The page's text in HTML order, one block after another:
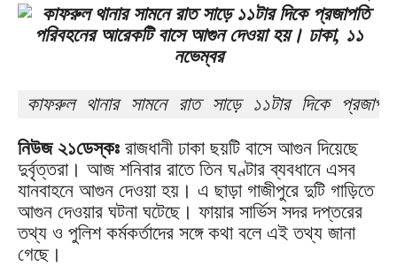
কাফরুল থানার সামনে রাত সাড়ে ১১টার দিকে
নিউজ ২১ডেস্কঃ রাজধানী ঢাকা ছয়টি বাসে আগুন দিয়েছে
দুর্বৃত্তরা। আজ শনিবার রাতে তিন ঘণ্টার ব্যবধানে এসব
যানবাহনে আগুন দেওয়া হয়। এ ছাড়া গাজীপুরে দুটি গাড়িতে
আগুন দেওয়ার ঘটনা ঘটেছে। ফায়ার সার্ভিস সদর দপ্তরের
তথ্য ও পুলিশ কর্মকর্তাদের সঙ্গে কথা বলে এই তথ্য জানা
গেছে।